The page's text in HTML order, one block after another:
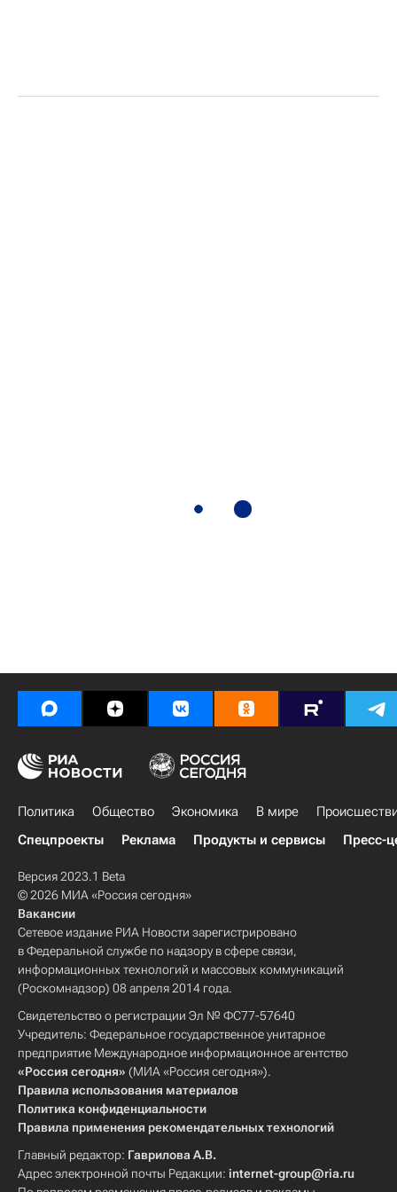
Политика Общество Экономика В мире
Спецпроекты
Реклама Продукты и сервисы Пресс-
Версия 2023.1 Beta
© 2026 МИА «Россия сегодня»
Вакансии
Сетевое издание РИА Новости зарегистрировано
в Федеральной службе по надзору в сфере связи,
информационных технологий и массовых коммуникаций
(Роскомнадзор) 08 апреля 2014 года.
Свидетельство о регистрации Эл № ФС77-57640
Учредитель: Федеральное государственное унитарное
предприятие Международное информационное агентство
«Россия сегодня» (МИА «Россия сегодня»).
Правила использования материалов
Политика конфиденциальности
Правила применения рекомендательных технологий
Главный редактор: Гаврилова А.В.
Адрес электронной почты Редакции: internet-group@ria.ru